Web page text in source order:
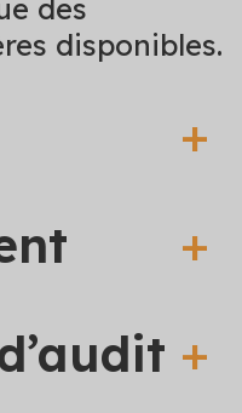
des
disponibles.